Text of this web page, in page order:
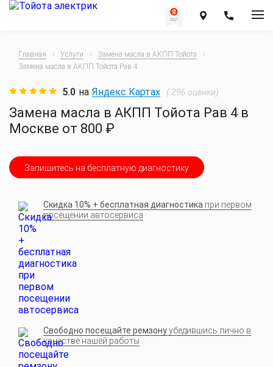
Главная Услуги
Замена масла в АКПП Тойота
Замена масла в АКПП Тойота Рав 4
Замена масла в АКПП Тойота Рав 4 в
Москве от 800 ₽
5.0 на Яндекс Картах ( 296 оценки)
Запишитесь на бесплатную диагностику
Скидка 10% + бесплатная диагностика при первом
посещении автосервиса
Свободно посещайте ремзонуубедившись лично в
качестве нашей работы